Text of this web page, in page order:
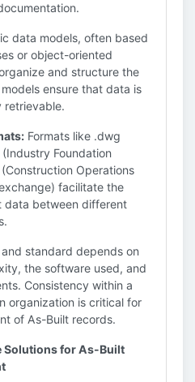
data models, often based
or object-oriented
and structure the
ensure that data is
retrievable.
Formats like .dwg
Foundation
Operations
facilitate the
data between different
standard depends on
the software used, and
Consistency within a
organization is critical for
of As-Built records.
Solutions for As-Built